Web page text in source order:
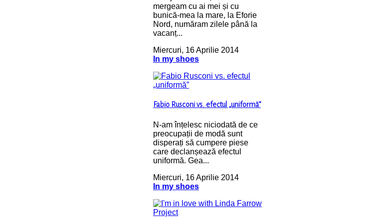
mergeam cu ai mei și cu
bunică-mea la mare, la Eforie
Nord, număram zilele până la
vacanț...
Miercuri, 16 Aprilie 2014
In my shoes
Fabio Rusconi vs. efectul „uniformă”
N-am înțelesc niciodată de ce
preocupații de modă sunt
disperați să cumpere piese
care declanșează efectul
uniformă. Gea...
Miercuri, 16 Aprilie 2014
In my shoes